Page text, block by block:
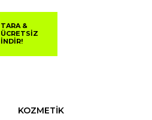
TARA &
ÜCRETSİZ
İNDİR!
KOZMETİK